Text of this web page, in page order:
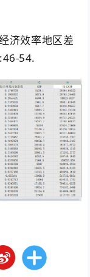
济效率地区差
54.